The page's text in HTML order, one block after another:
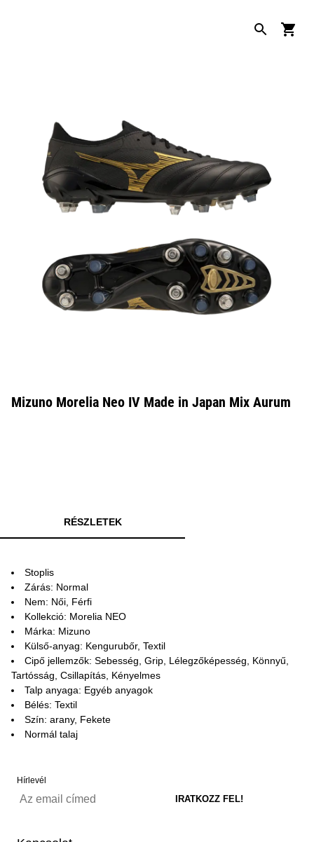
Mizuno Morelia Neo IV Made in Japan Mix Aurum
RÉSZLETEK
Stoplis
Zárás: Normal
Nem: Női, Férfi
Kollekció: Morelia NEO
Márka: Mizuno
Külső-anyag: Kengurubőr, Textil
Cipő jellemzők: Sebesség, Grip, Lélegzőképesség, Könnyű,
Tartósság, Csillapítás, Kényelmes
Talp anyaga: Egyéb anyagok
Bélés: Textil
Szín: arany, Fekete
Normál talaj
Hírlevél